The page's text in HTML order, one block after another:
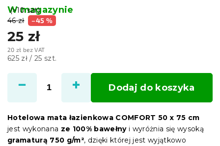
46 zł –45 %
25 zł
20 zł bez VAT
Cena
625 zł / 25 szt.
W magazynie
(>10 szt)
Dodaj do koszyka
Hotelowa mata łazienkowa COMFORT 50 x 75 cm
jest wykonana ze 100% bawełnyi wyróżnia się wysoką
gramaturą 750 g/m², dzięki której jest wyjątkowo